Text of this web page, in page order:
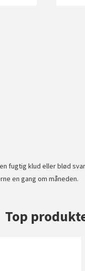
fugtig klud eller blød
en gang om måneden.
Top